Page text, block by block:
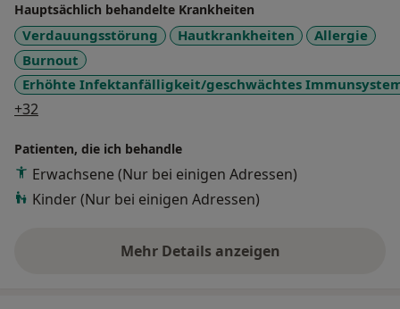
Bewegungsapparates, also der Gelenke und der
Muskeln ausgeglichen werden.
Hauptsächlich behandelte Krankheiten
Verdauungsstörung Hautkrankheiten
Allergie
Burnout
Erhöhte Infektanfälligkeit/geschwächtes
+32
Patienten, die ich behandle
Erwachsene (Nur bei einigen Adressen)
Kinder (Nur bei einigen Adressen)
Mehr Details anzeigen
über Erfahrungen